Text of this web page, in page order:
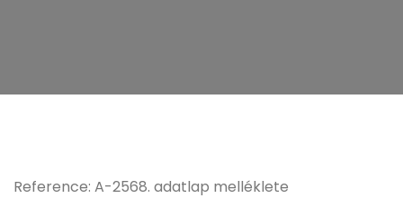
Reference: A-2568. adatlap melléklete